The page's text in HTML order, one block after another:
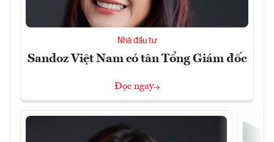
Nhà đầu tư
Sandoz Việt Nam có tân Tổng Giám đốc
Đọc ngay